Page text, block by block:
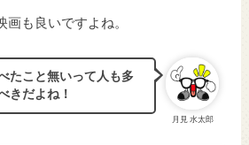
画も良いですよね。
月見 水太郎
たこと無いって人も多
きだよね！